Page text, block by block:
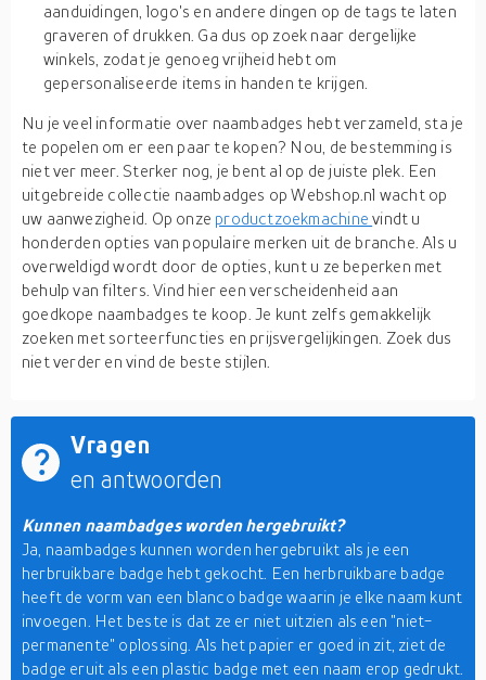
aanduidingen, logo's en andere dingen op de tags te laten
graveren of drukken. Ga dus op zoek naar dergelijke
winkels, zodat je genoeg vrijheid hebt om
gepersonaliseerde items in handen te krijgen.
Nu je veel informatie over naambadges hebt verzameld, sta je
te popelen om er een paar te kopen? Nou, de bestemming is
niet ver meer. Sterker nog, je bent al op de juiste plek. Een
uitgebreide collectie naambadges op Webshop.nl wacht op
uw aanwezigheid. Op onze productzoekmachinevindt u
honderden opties van populaire merken uit de branche. Als u
overweldigd wordt door de opties, kunt u ze beperken met
behulp van filters. Vind hier een verscheidenheid aan
goedkope naambadges te koop. Je kunt zelfs gemakkelijk
zoeken met sorteerfuncties en prijsvergelijkingen. Zoek dus
niet verder en vind de beste stijlen.
Vragen
en antwoorden
Kunnen naambadges worden hergebruikt?
Ja, naambadges kunnen worden hergebruikt als je een
herbruikbare badge hebt gekocht. Een herbruikbare badge
heeft de vorm van een blanco badge waarin je elke naam kunt
invoegen. Het beste is dat ze er niet uitzien als een "niet-
permanente" oplossing. Als het papier er goed in zit, ziet de
badge eruit als een plastic badge met een naam erop gedrukt.